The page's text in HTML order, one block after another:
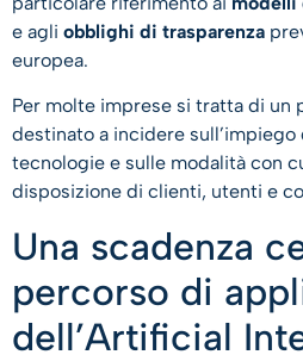
e agli obblighi di trasparenza
europea.
Per molte imprese si tratta di un
destinato a incidere
tecnologie e sulle modalità con
disposizione di clienti, utenti e
Una scadenza
percorso di
dell’Artificial